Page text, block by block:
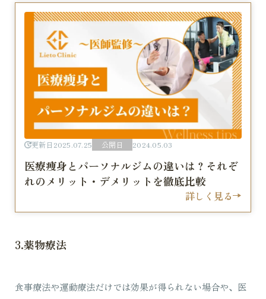
更新日 2025.07.25 公開日 2024.05.03
医療痩身とパーソナルジムの違いは？それぞ
れのメリット・デメリットを徹底比較
詳しく見る
3.薬物療法
食事療法や運動療法だけでは効果が得られない場合や、医